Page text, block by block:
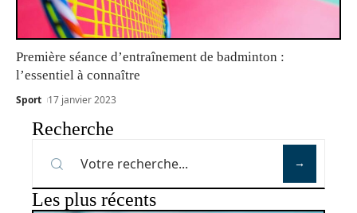
Première séance d’entraînement de badminton :
l’essentiel à connaître
Sport 17 janvier 2023
Recherche
Les plus récents